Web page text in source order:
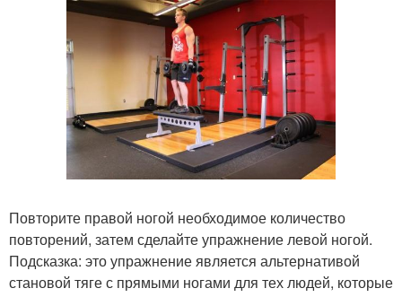
Повторите правой ногой необходимое количество
повторений, затем сделайте упражнение левой ногой.
Подсказка: это упражнение является альтернативой
становой тяге с прямыми ногами для тех людей, которые